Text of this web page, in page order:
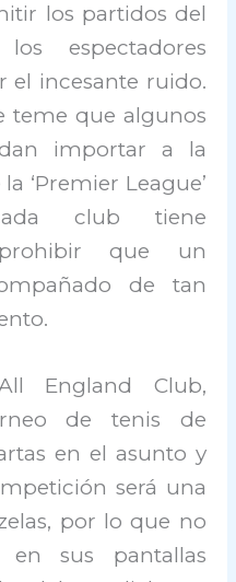
los partidos del
espectadores
el incesante ruido.
teme que algunos
importar a la
‘Premier League’
club tiene
que un
de tan
England Club,
de tenis de
en el asunto y
será una
por lo que no
en sus pantallas